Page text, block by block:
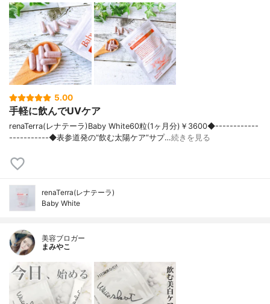
5.00
手軽に飲んでUVケア
renaTerra(レナテーラ)Baby White60粒(1ヶ月分)￥3600◆------------
-----------◆表参道発の“飲む太陽ケア”サプ…続きを見る
renaTerra(レナテーラ)
Baby White
美容ブロガー
まみやこ